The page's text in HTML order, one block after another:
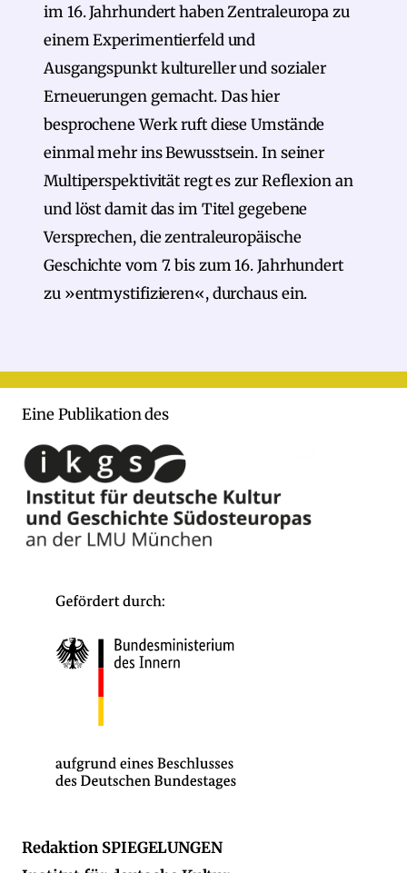
im 16. Jahrhundert haben Zentraleuropa zu
einem Experimentierfeld und
Ausgangspunkt kultureller und sozialer
Erneuerungen gemacht. Das hier
besprochene Werk ruft diese Umstände
einmal mehr ins Bewusstsein. In seiner
Multiperspektivität regt es zur Reflexion an
und löst damit das im Titel gegebene
Versprechen, die zentraleuropäische
Geschichte vom 7. bis zum 16. Jahrhundert
zu »entmystifizieren«, durchaus ein.
Eine Publikation des
Redaktion SPIEGELUNGEN